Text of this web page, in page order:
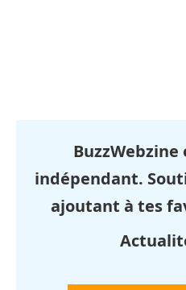
indépendant.
ajoutant à tes